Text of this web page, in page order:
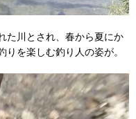
た川とされ、春から夏にか
を楽しむ釣り人の姿が。